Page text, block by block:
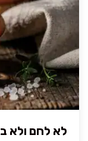
לא לחם ולא